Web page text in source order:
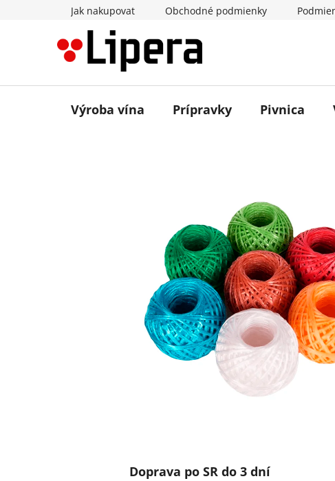
Jak nakupovat Obchodné podmienky
Výroba vína Prípravky Pivnica
Doprava po SR do 3 dní